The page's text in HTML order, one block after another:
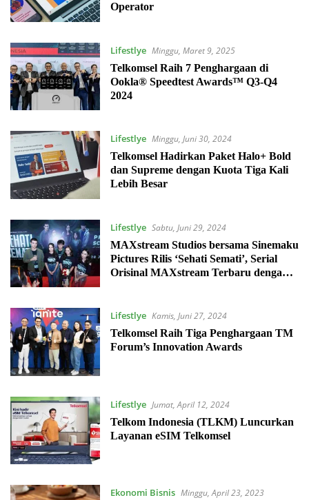
Operator
Lifestlye Minggu, Maret 9, 2025
Telkomsel Raih 7 Penghargaan di
Ookla® Speedtest Awards™ Q3-Q4
2024
Lifestlye Minggu, Juni 30, 2024
Telkomsel Hadirkan Paket Halo+ Bold
dan Supreme dengan Kuota Tiga Kali
Lebih Besar
Lifestlye Sabtu, Juni 29, 2024
MAXstream Studios bersama Sinemaku
Pictures Rilis ‘Sehati Semati’, Serial
Orisinal MAXstream Terbaru dengan
Lifestlye Kamis, Juni 27, 2024
Telkomsel Raih Tiga Penghargaan TM
Forum’s Innovation Awards
Lifestlye Jumat, April 12, 2024
Telkom Indonesia (TLKM) Luncurkan
Layanan eSIM Telkomsel
Ekonomi Bisnis Minggu, April 23, 2023